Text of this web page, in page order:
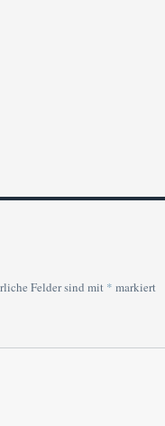
Felder sind mit * markiert